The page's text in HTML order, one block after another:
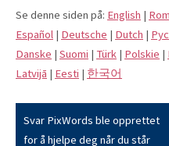
Se denne siden på: English |
Español | Deutsche | Dutch |
Danske | Suomi | Türk | Polskie |
Latvijā | Eesti | 한국어
Svar PixWords ble opprettet
for å hjelpe deg når du står